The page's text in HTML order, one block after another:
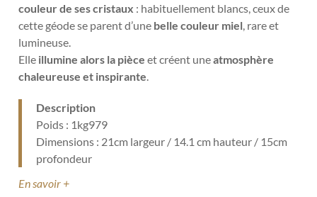
couleur de ses cristaux : habituellement blancs, ceux de
cette géode se parent d’une belle couleur miel , rare et
lumineuse.
Elle illumine alors la pièce et créent uneatmosphère
chaleureuse et inspirante
Description
Poids : 1kg979
Dimensions : 21cm largeur / 14.1 cm hauteur / 15cm
profondeur
En savoir +